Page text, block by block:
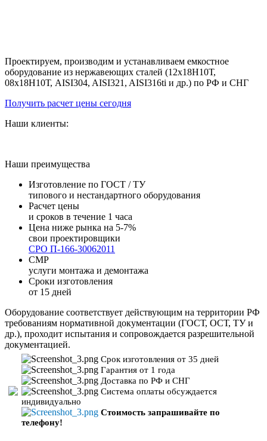
Проектируем, производим и устанавливаем емкостное
оборудование из нержавеющих сталей (12х18Н10Т,
08х18Н10Т, AISI304, AISI321, AISI316ti и др.) по РФ и СНГ
Получить расчет цены сегодня
Наши клиенты:
Наши преимущества
Изготовление по ГОСТ / ТУ
типового и нестандартного оборудования
Расчет цены
и сроков в течение 1 часа
Цена ниже рынка на 5-7%
свои проектировщики
СРО П-166-30062011
СМР
услуги монтажа и демонтажа
Сроки изготовления
от 15 дней
Оборудование соответствует действующим на территории РФ
требованиям нормативной документации (ГОСТ, ОСТ, ТУ и
др.), проходит испытания и сопровождается разрешительной
документацией.
Срок изготовления от 35 дней
Гарантия от 1 года
Доставка по РФ и СНГ
Система оплаты обсуждается
индивидуально
Стоимость запрашивайте по
телефону!